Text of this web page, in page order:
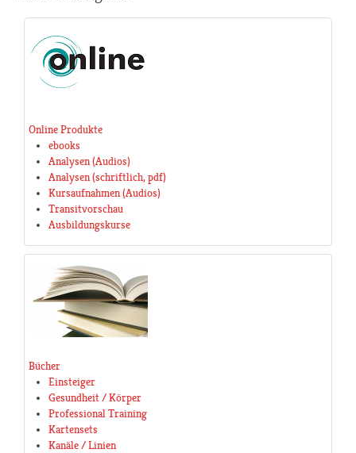
Online Produkte
ebooks
Analysen (Audios)
Analysen (schriftlich, pdf)
Kursaufnahmen (Audios)
Transitvorschau
Ausbildungskurse
Bücher
Einsteiger
Gesundheit / Körper
Professional Training
Kartensets
Kanäle / Linien